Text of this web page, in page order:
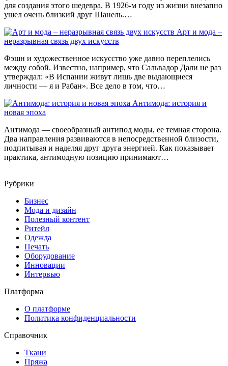
для создания этого шедевра. В 1926-м году из жизни внезапно
ушел очень близкий друг Шанель.…
Арт и мода –
неразрывная связь двух искусств
Фэшн и художественное искусство уже давно переплелись
между собой. Известно, например, что Сальвадор Дали не раз
утверждал: «В Испании живут лишь две выдающиеся
личности — я и Рабан». Все дело в том, что…
Антимода: история и
новая эпоха
Антимода — своеобразный антипод моды, ее темная сторона.
Два направления развиваются в непосредственной близости,
подпитывая и наделяя друг друга энергией. Как показывает
практика, антимодную позицию принимают…
Рубрики
Бизнес
Мода и дизайн
Полезный контент
Ритейл
Одежда
Печать
Оборудование
Инновации
Интервью
Платформа
О платформе
Политика конфиденциальности
Справочник
Ткани
Пряжа